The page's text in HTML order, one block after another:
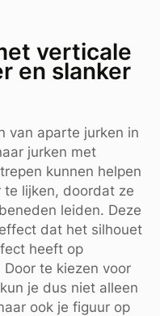
verticale
en slanker
van aparte jurken in
jurken met
kunnen helpen
te lijken, doordat ze
leiden. Deze
dat het silhouet
heeft op
te kiezen voor
je dus niet alleen
ook je figuur op